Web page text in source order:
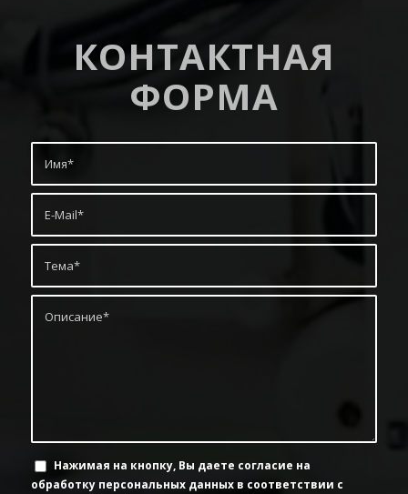
КОНТАКТНАЯ
ФОРМА
Нажимая на кнопку, Вы даете согласие на
обработку персональных данных в соответствии с